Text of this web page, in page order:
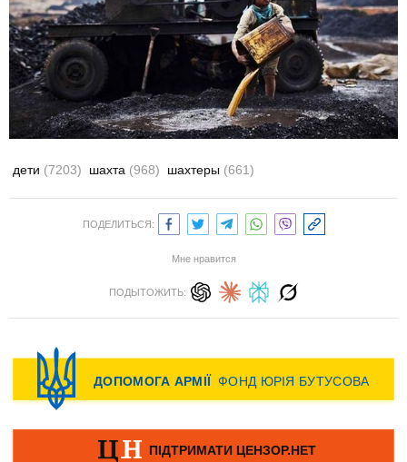
дети (7203) шахта (968) шахтеры (661)
ПОДЕЛИТЬСЯ:
Мне нравится
ПОДЫТОЖИТЬ: